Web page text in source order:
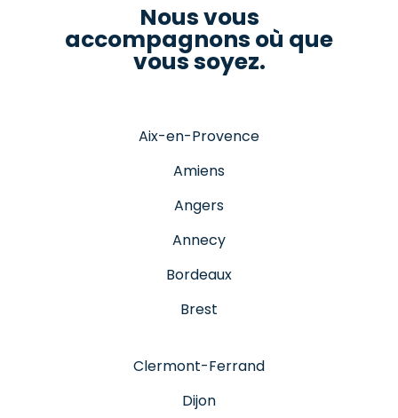
Nous vous
accompagnons où que
vous soyez.
Aix-en-Provence
Amiens
Angers
Annecy
Bordeaux
Brest
Clermont-Ferrand
Dijon